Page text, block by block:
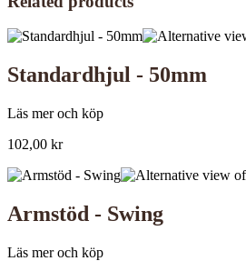
Standardhjul - 50mm
Läs mer och köp
102,00 kr
Armstöd - Swing
Läs mer och köp